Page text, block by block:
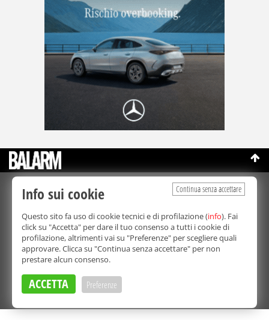
©Copyright 2003-2026
Bmedia Srl
La riproduzione totale o parziale di tutti i contenuti, in qualunque
forma, su qualsiasi supporto è proibita.
Balarm.it è una testata giornalistica registrata. Autorizzazione del
Tribunale di Palermo n° 32 del 21/10/2003
Direttore responsabile:Fabio Ricotta
Privacy e Cookie Policy
Continua senza accettare
Info sui cookie
Questo sito fa uso di cookie tecnici e di profilazione (info). Fai
click su "Accetta" per dare il tuo consenso a tutti i cookie di
profilazione, altrimenti vai su "Preferenze" per scegliere quali
approvare. Clicca su "Continua senza accettare" per non
prestare alcun consenso.
ACCETTA Preferenze